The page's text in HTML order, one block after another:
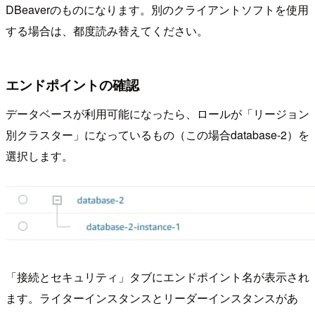
DBeaverのものになります。別のクライアントソフトを使用
する場合は、都度読み替えてください。
エンドポイントの確認
データベースが利用可能になったら、ロールが「リージョン
別クラスター」になっているもの（この場合database-2）を
選択します。
「接続とセキュリティ」タブにエンドポイント名が表示され
ます。ライターインスタンスとリーダーインスタンスがあ